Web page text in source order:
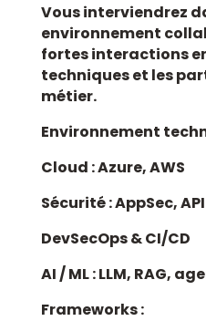
Vous interviendrez
environnement
fortes interactions
techniques et les
métier.
Environnement
Cloud : Azure, AWS
Sécurité : AppSec,
DevSecOps & CI/CD
AI / ML : LLM, RAG,
Frameworks :